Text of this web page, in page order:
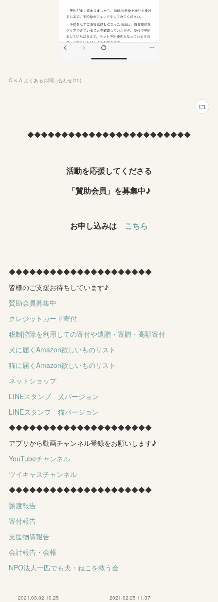
Q & A よくあるお問い合わせ(10)
◆◆◆◆◆◆◆◆◆◆◆◆◆◆◆◆◆◆◆◆◆◆◆◆
活動を応援してくださる
「賛助会員」を募集中♪
お申し込みは こちら
◆◆◆◆◆◆◆◆◆◆◆◆◆◆◆◆◆◆◆◆◆
皆様のご支援お待ちしています♪
賛助会員募集中
クレジットカード寄付
税制控除を利用しての寄付や遺贈・寄贈・高額寄付
犬に届くAmazon欲しいものリスト
猫に届くAmazon欲しいものリスト
ネットショップ
LINEスタンプ 犬バージョン
LINEスタンプ 猫バージョン
◆◆◆◆◆◆◆◆◆◆◆◆◆◆◆◆◆◆◆◆◆
アプリから動画チャンネル登録をお願いします♪
YouTubeチャンネル
ツイキャスチャンネル
◆◆◆◆◆◆◆◆◆◆◆◆◆◆◆◆◆◆◆◆◆
譲渡報告
寄付報告
支援物資報告
会計報告・会報
NPO法人一匹でも犬・ねこを救う会
2021.03.02 10:25 2021.02.25 11:37